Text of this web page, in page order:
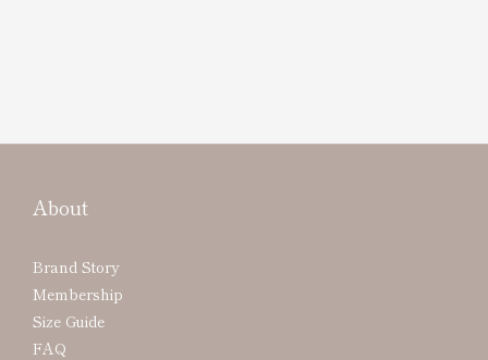
About
Brand Story
Membership
Size Guide
FAQ